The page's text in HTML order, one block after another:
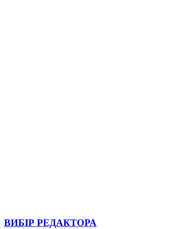
ВИБІР РЕДАКТОРА